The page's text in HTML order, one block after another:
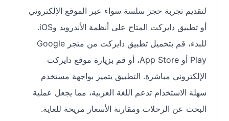
لتقديم تجربة حجز سلسة سواء عبر الموقع الإلكتروني
للبدء، قم بتحميل تطبيق دايركت من متجر Google
Play أو App Store، أو قم بزيارة موقع دايركت
الإلكتروني مباشرة. التطبيق يتميز بواجهة مستخدم
سهلة الاستخدام تدعم اللغة العربية، مما يجعل عملية
البحث عن الرحلات ومقارنة الأسعار مريحة للغاية.